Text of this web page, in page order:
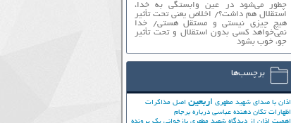
چطور می‌شود در عین وابستگی به خدا،
استقلال هم داشت؟/ اخلاص یعنی تحت تأثیر
هیچ چیزی نیستی و مستقل هستی/ خدا
نمی‌خواهد کسی بدون استقلال و تحت تأثیر
جوّ، خوب بشود
برچسب‌ها
اذان با صدای شهید مطهری اربعین اصل مذاکرات
اظهارات تکان دهنده عباسی درباره برجام